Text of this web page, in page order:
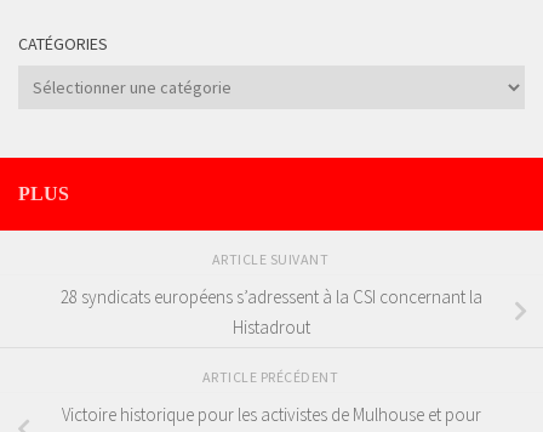
CATÉGORIES
Catégories
PLUS
ARTICLE SUIVANT
28 syndicats européens s’adressent à la CSI concernant la
Histadrout
ARTICLE PRÉCÉDENT
Victoire historique pour les activistes de Mulhouse et pour